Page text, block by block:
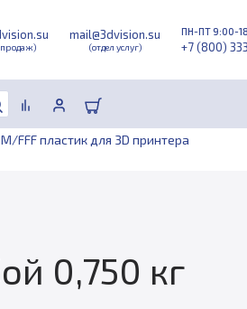
продаж)
mail@3dvision.su
(отдел услуг)
ПН-ПТ 9:00-
+7 (800)
FFF пластик для 3D принтера
0,750 кг